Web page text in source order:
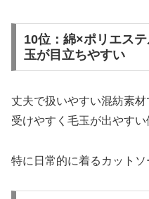
10位：綿×ポリエス
玉が目立ちやすい
丈夫で扱いやすい混紡素
受けやすく毛玉が出やすい
特に日常的に着るカットソ